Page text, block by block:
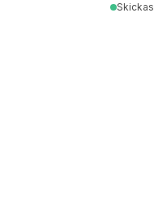
Skickas